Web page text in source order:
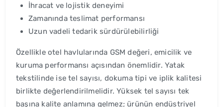
İhracat ve lojistik deneyimi
Zamanında teslimat performansı
Uzun vadeli tedarik sürdürülebilirliği
Özellikle otel havlularında GSM değeri, emicilik ve
kuruma performansı açısından önemlidir. Yatak
tekstilinde ise tel sayısı, dokuma tipi ve iplik kalitesi
birlikte değerlendirilmelidir. Yüksek tel sayısı tek
başına kalite anlamına gelmez; ürünün endüstriyel